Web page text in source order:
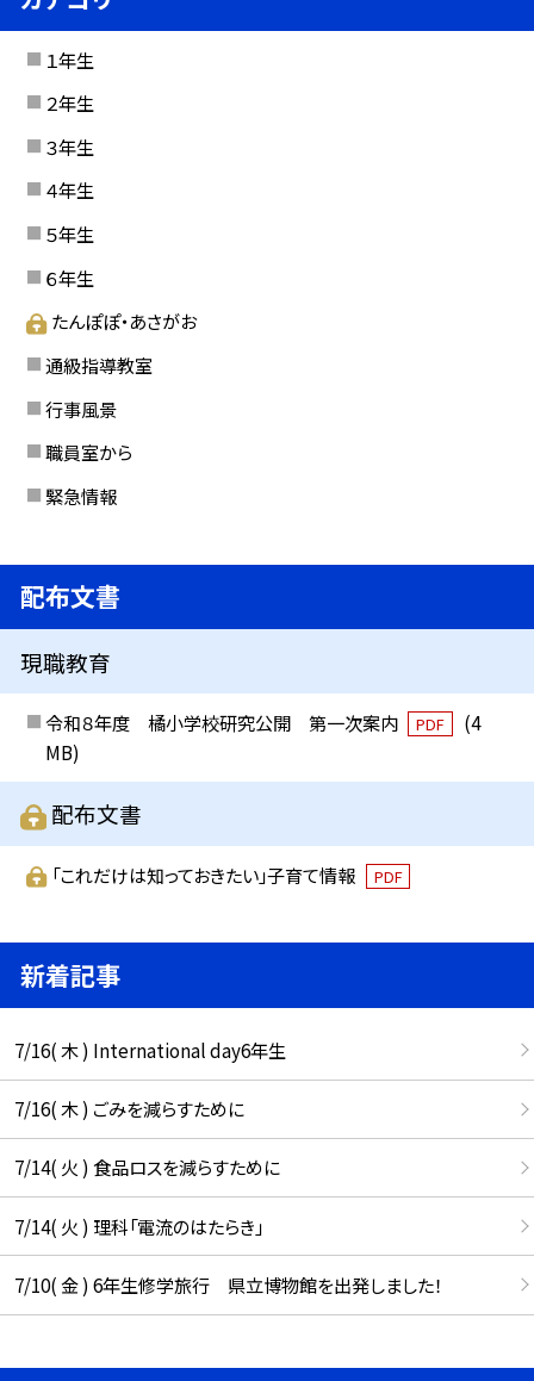
１年生
２年生
３年生
４年生
５年生
６年生
たんぽぽ・あさがお
通級指導教室
行事風景
職員室から
緊急情報
配布文書
現職教育
令和８年度 橘小学校研究公開 第一次案内 PDF
(4
MB)
配布文書
「これだけは知っておきたい」子育て情報 PDF
新着記事
7/16( 木 ) International day6年生
7/16( 木 ) ごみを減らすために
7/14( 火 ) 食品ロスを減らすために
7/14( 火 ) 理科「電流のはたらき」
7/10( 金 ) 6年生修学旅行 県立博物館を出発しました！